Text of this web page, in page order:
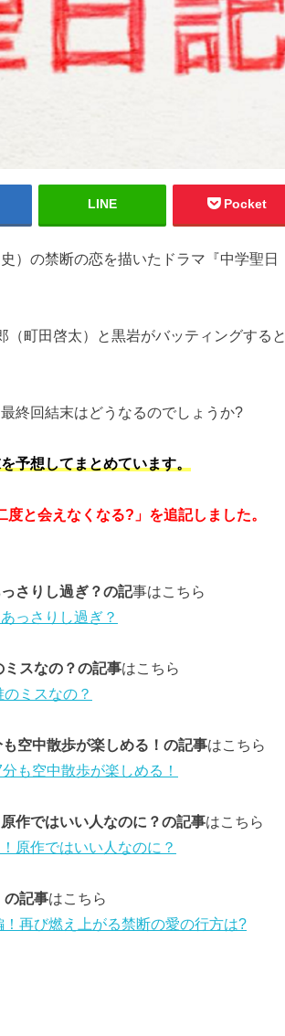
LINE Pocket
）の禁断の恋を描いたドラマ『中学聖日
町田啓太）と黒岩がバッティングすると
終回結末はどうなるのでしょうか?
予想してまとめています。
と会えなくなる?」を追記しました。
さりし過ぎ？の記事はこちら
っさりし過ぎ？
ミスなの？の記事はこちら
ミスなの？
空中散歩が楽しめる！の記事はこちら
も空中散歩が楽しめる！
作ではいい人なのに？の記事はこちら
原作ではいい人なのに？
の記事はこちら
再び燃え上がる禁断の愛の行方は?